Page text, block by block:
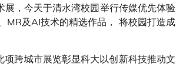
，今天于清水湾校园举行传媒优先体验
MR及AI技术的精选作品， 将校园打造成
跨城市展览彰显科大以创新科技推动文